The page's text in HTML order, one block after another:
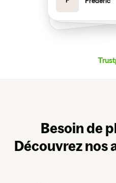
J Joseph
Besoin de
Découvrez nos